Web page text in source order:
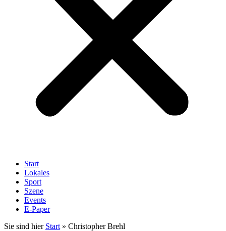
Start
Lokales
Sport
Szene
Events
E-Paper
Sie sind hier Start » Christopher Brehl